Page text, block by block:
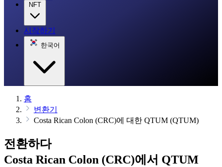
NFT
시작하기
한국어
홈
변환기
Costa Rican Colon (CRC)에 대한 QTUM (QTUM)
전환하다
Costa Rican Colon (CRC)에서 QTUM